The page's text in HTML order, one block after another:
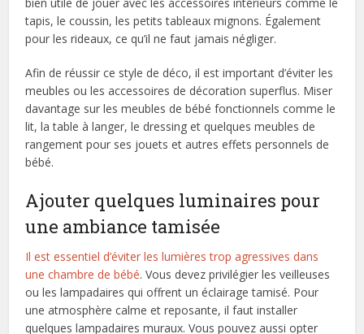
bien utile de jouer avec les accessoires intérieurs comme le
tapis, le coussin, les petits tableaux mignons. Également
pour les rideaux, ce qu’il ne faut jamais négliger.
Afin de réussir ce style de déco, il est important d’éviter les
meubles ou les accessoires de décoration superflus. Miser
davantage sur les meubles de bébé fonctionnels comme le
lit, la table à langer, le dressing et quelques meubles de
rangement pour ses jouets et autres effets personnels de
bébé.
Ajouter quelques luminaires pour
une ambiance tamisée
Il est essentiel d’éviter les lumières trop agressives dans
une chambre de bébé. Vous devez privilégier les veilleuses
ou les lampadaires qui offrent un éclairage tamisé. Pour
une atmosphère calme et reposante, il faut installer
quelques lampadaires muraux. Vous pouvez aussi opter